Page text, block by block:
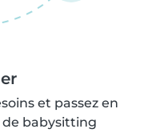
et passez en
de babysitting